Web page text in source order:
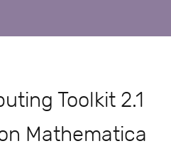
Toolkit 2.1
Mathematica